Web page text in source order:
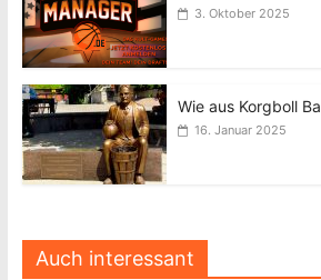
3. Oktober 2025
Wie aus Korgboll
16. Januar 2025
Auch interessant